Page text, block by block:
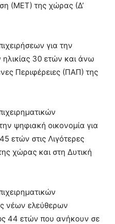
(ΜΕΤ) της χώρας (Δ’
για την
30 ετών και άνω
Περιφέρειες (ΠΑΠ) της
ψηφιακή οικονομία για
ετών στις Λιγότερες
χώρας και στη Δυτική
νέων ελεύθερων
44 ετών που ανήκουν σε